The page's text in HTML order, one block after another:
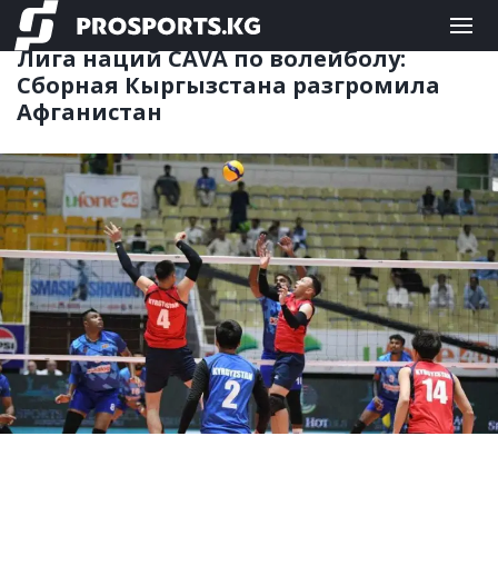
КОМАНДНЫЕ 16.05.2024 14:29
Лига наций CAVA по волейболу:
Сборная Кыргызстана разгромила
Афганистан